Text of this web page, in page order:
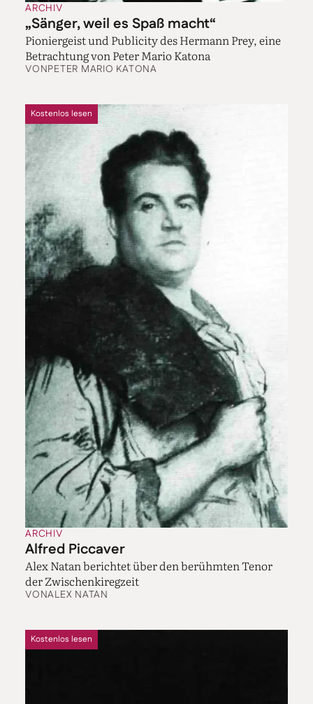
ARCHIV
„Sänger, weil es Spaß macht“
Pioniergeist und Publicity des Hermann Prey, eine
Betrachtung von Peter Mario Katona
VONPETER MARIO KATONA
ARCHIV
Alfred Piccaver
Alex Natan berichtet über den berühmten Tenor
der Zwischenkiregzeit
VONALEX NATAN
Kostenlos lesen
Kostenlos lesen